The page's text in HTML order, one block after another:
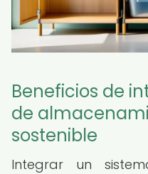
Beneficios de
de
sostenible
Integrar un